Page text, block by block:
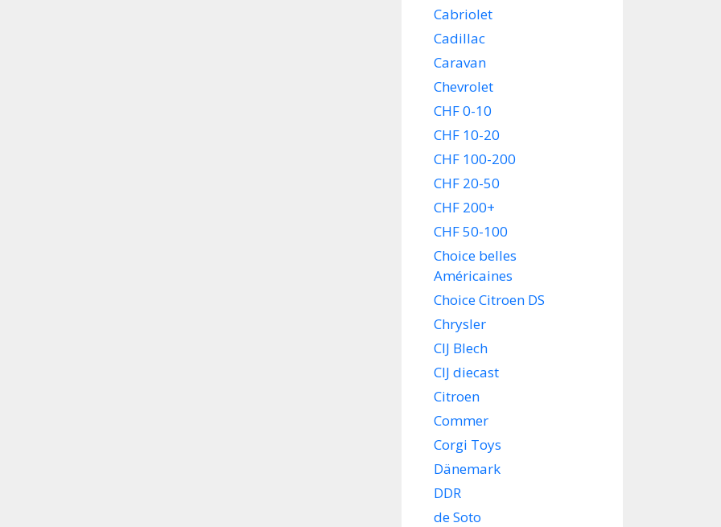
Cabriolet
Cadillac
Caravan
Chevrolet
CHF 0-10
CHF 10-20
CHF 100-200
CHF 20-50
CHF 200+
CHF 50-100
Choice belles
Américaines
Choice Citroen DS
Chrysler
CIJ Blech
CIJ diecast
Citroen
Commer
Corgi Toys
Dänemark
DDR
de Soto